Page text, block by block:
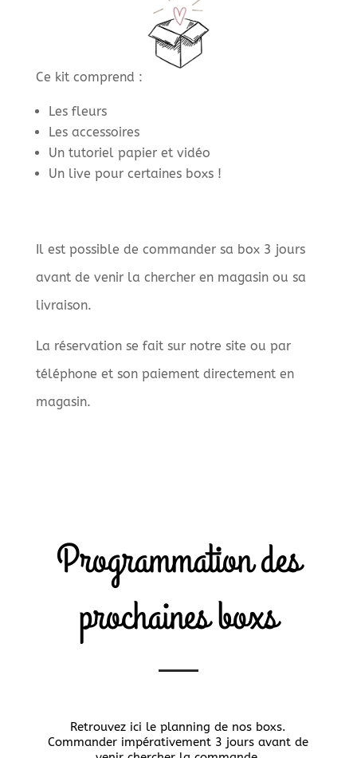
Ce kit comprend :
Les fleurs
Les accessoires
Un tutoriel papier et vidéo
Un live pour certaines boxs !
Il est possible de commander sa box 3 jours
avant de venir la chercher en magasin ou sa
livraison.
La réservation se fait sur notre site ou par
téléphone et son paiement directement en
magasin.
Programmation des
prochaines boxs
Retrouvez ici le planning de nos boxs.
Commander impérativement 3 jours avant de